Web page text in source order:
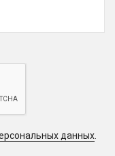
данных